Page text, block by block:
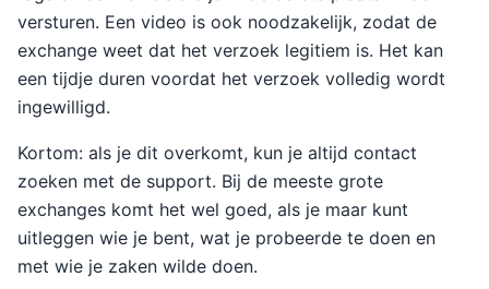
versturen. Een video is ook noodzakelijk, zodat de
exchange weet dat het verzoek legitiem is. Het kan
een tijdje duren voordat het verzoek volledig wordt
ingewilligd.
Kortom: als je dit overkomt, kun je altijd contact
zoeken met de support. Bij de meeste grote
exchanges komt het wel goed, als je maar kunt
uitleggen wie je bent, wat je probeerde te doen en
met wie je zaken wilde doen.